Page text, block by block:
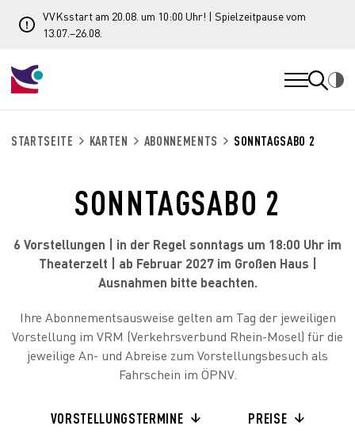
VVKsstart am 20.08. um 10:00 Uhr! | Spielzeitpause vom
13.07.–26.08.
STARTSEITE KARTEN ABONNEMENTS SONNTAGSABO 2
SONNTAGSABO 2
6 Vorstellungen | in der Regel sonntags um 18:00 Uhr im
Theaterzelt | ab Februar 2027 im Großen Haus |
Ausnahmen bitte beachten.
Ihre Abonnementsausweise gelten am Tag der jeweiligen
Vorstellung im VRM (Verkehrsverbund Rhein-Mosel) für die
jeweilige An- und Abreise zum Vorstellungsbesuch als
Fahrschein im ÖPNV.
VORSTELLUNGSTERMINE PREISE